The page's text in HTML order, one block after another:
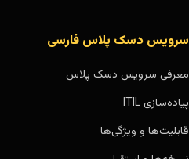
سرویس دسک پلاس فارسی
معرفی سرویس دسک پلاس
پیاده‌سازی ITIL
قابلیت‌ها و ویژگی‌ها